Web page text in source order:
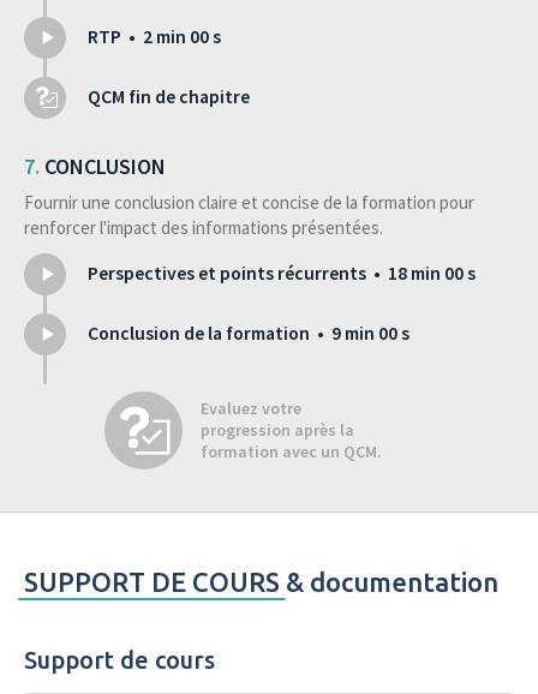
RTP • 2 min 00 s
QCM fin de chapitre
CONCLUSION
Fournir une conclusion claire et concise de la formation pour
renforcer l'impact des informations présentées.
Perspectives et points récurrents • 18 min 00 s
Conclusion de la formation • 9 min 00 s
test
Evaluez votre
progression après la
formation avec un QCM.
SUPPORT DE COURS & documentation
Support de cours